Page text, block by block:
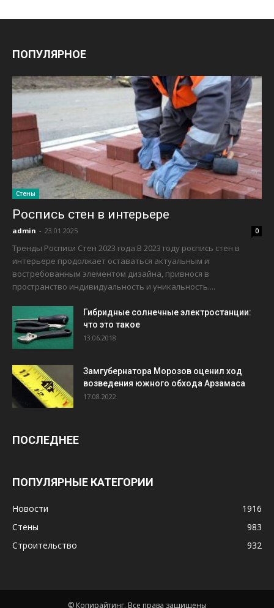
ПОПУЛЯРНОЕ
Стены
Роспись стен в интерьере
admin - 23.01.2025 0
Тренды Росписи Стен 2023 года.В 2023 году роспись стен в
интерьере продолжает оставаться актуальным и
востребованным элементом дизайна, привнося в
пространство индивидуальность и уникальность....
Гибридные солнечные электростанции:
что это такое
13.06.2018
Замгубернатора Морозов оценил ход
возведения южного обхода Арзамаса
17.08.2022
ПОСЛЕДНЕЕ
ПОПУЛЯРНЫЕ КАТЕГОРИИ
Новости
1916
Стены
983
Строительство
932
© Копирайтинг. Все права защищены